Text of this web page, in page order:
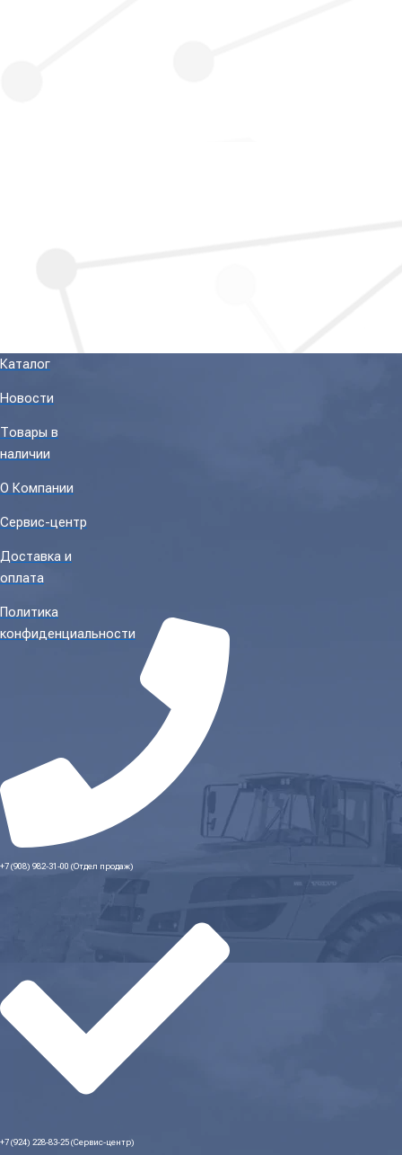
Каталог
Новости
Товары в
наличии
О Компании
Сервис-центр
Доставка и
оплата
Политика
конфиденциальности
+7 (908) 982-31-00 (Отдел продаж)
+7 (924) 228-83-25 (Сервис-центр)